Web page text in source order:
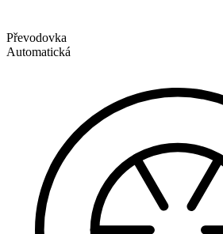
Převodovka
Automatická